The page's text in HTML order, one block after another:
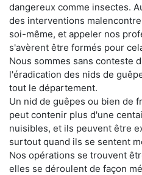
dangereux comme insectes.
des interventions
soi-même, et appeler nos
s'avèrent être formés pour
Nous sommes sans conteste
l'éradication des nids de
tout le département.
Un nid de guêpes ou bien de
peut contenir plus d'une
nuisibles, et ils peuvent être
surtout quand ils se sentent
Nos opérations se trouvent
elles se déroulent de façon